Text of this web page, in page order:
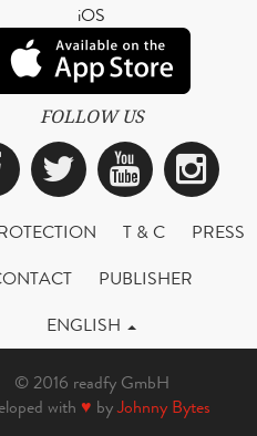
iOS
FOLLOW US
Facebook
Twitter
T & C
PRESS
PUBLISHER
ENGLISH
© 2016 readfy GmbH
with ♥ byJohnny Bytes